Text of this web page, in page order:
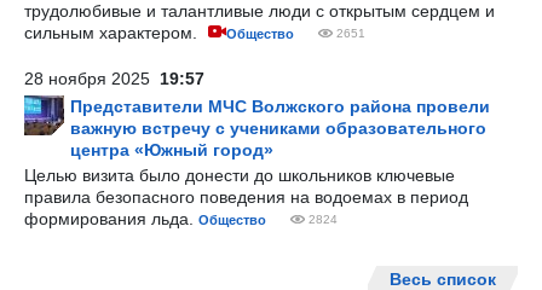
трудолюбивые и талантливые люди с открытым сердцем и
сильным характером.
Общество 2651
28 ноября 2025 19:57
Представители МЧС Волжского района провели
важную встречу с учениками образовательного
центра «Южный город»
Целью визита было донести до школьников ключевые
правила безопасного поведения на водоемах в период
формирования льда.
Общество 2824
Весь список